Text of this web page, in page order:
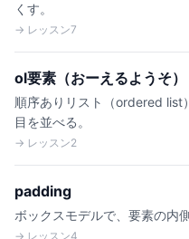
くす。
→ レッスン7
ol要素（おーえるようそ）
順序ありリスト（ordered list
目を並べる。
→ レッスン2
padding
ボックスモデルで、要素の内
→ レッスン4